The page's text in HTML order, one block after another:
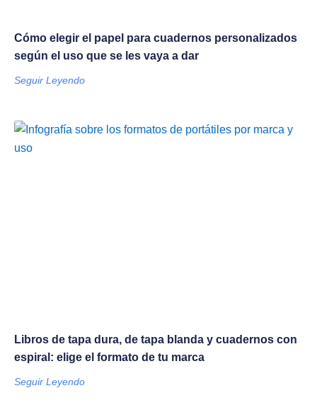
Cómo elegir el papel para cuadernos personalizados
según el uso que se les vaya a dar
Seguir Leyendo
Libros de tapa dura, de tapa blanda y cuadernos con
espiral: elige el formato de tu marca
Seguir Leyendo